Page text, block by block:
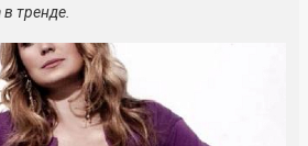
тренде.